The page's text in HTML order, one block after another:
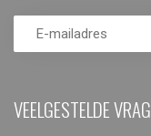
VEELGESTELDE